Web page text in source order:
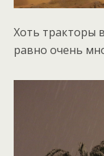
Хоть тракторы
равно очень